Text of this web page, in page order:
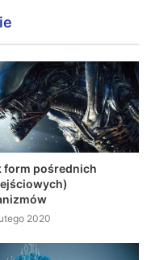
form pośrednich
2020